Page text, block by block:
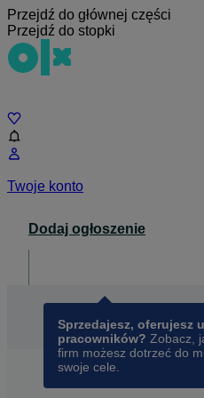
Przejdź do głównej części
Przejdź do stopki
Twoje konto
Dodaj ogłoszenie
Sprzedajesz, oferujesz
pracowników? Zobacz,
firm możesz dotrzeć do
swoje cele.